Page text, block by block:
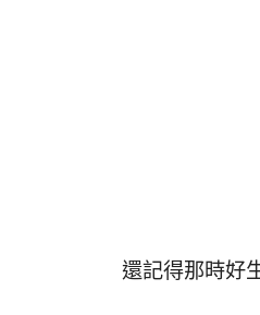
還記得那時好